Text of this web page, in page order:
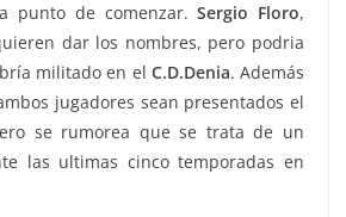
punto de comenzar.Sergio Floro,
dar los nombres, pero podria
militado en el C.D.Denia. Además
jugadores sean presentados el
se rumorea que se trata de un
las ultimas cinco temporadas en